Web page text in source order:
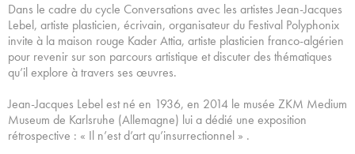
Dans le cadre du cycle Conversations avec les artistes Jean-Jacques
Lebel, artiste plasticien, écrivain, organisateur du Festival Polyphonix
invite à la maison rouge Kader Attia, artiste plasticien franco-algérien
pour revenir sur son parcours artistique et discuter des thématiques
qu’il explore à travers ses œuvres.
Jean-Jacques Lebel est né en 1936, en 2014 le musée ZKM Medium
Museum de Karlsruhe (Allemagne) lui a dédié une exposition
rétrospective : « Il n’est d’art qu’insurrectionnel » .